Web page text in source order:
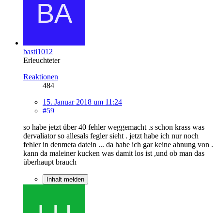
basti1012
Erleuchteter
Reaktionen
484
15. Januar 2018 um 11:24
#59
so habe jetzt über 40 fehler weggemacht .s schon krass was
dervaliator so allesals fegler sieht . jetzt habe ich nur noch
fehler in denmeta datein ... da habe ich gar keine ahnung von .
kann da maleiner kucken was damit los ist ,und ob man das
überhaupt brauch
Inhalt melden